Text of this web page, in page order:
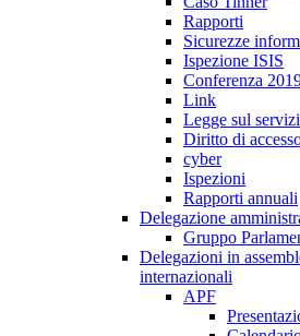
Rapporti
Sicurezze
Ispezione ISIS
Conferenza
Link
Legge sul
Diritto di
cyber
Ispezioni
Rapporti annuali
Delegazione
Gruppo
Delegazioni in
internazionali
APF